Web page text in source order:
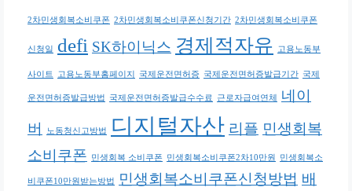
2차민생회복소비쿠폰 2차민생회복소비쿠폰신청기간 2차민생회복소비쿠폰
신청일 defi SK하이닉스 경제적자유 고용노동부
사이트 고용노동부홈페이지 국제운전면허증 국제운전면허증발급기간 국제
운전면허증발급방법 국제운전면허증발급수수료 근로자급여연체
네이
버
노동청신고방법 디지털자산 리플 민생회복
소비쿠폰
민생회복 소비쿠폰 민생회복소비쿠폰2차10만원 민생회복소
비쿠폰10만원받는방법 민생회복소비쿠폰신청방법 배